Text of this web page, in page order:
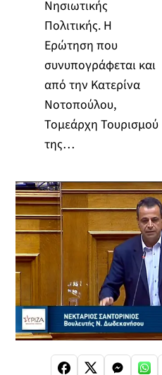
Νησιωτικής
Πολιτικής. Η
Ερώτηση που
συνυπογράφεται και
από την Κατερίνα
Νοτοπούλου,
Τομεάρχη Τουρισμού
της…